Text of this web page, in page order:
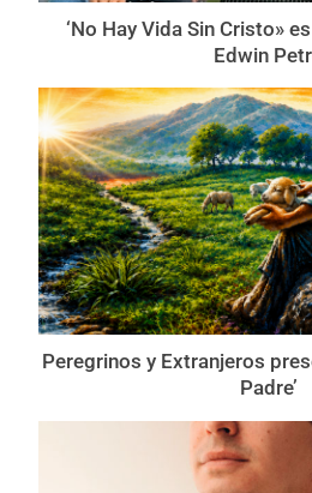
‘No Hay Vida Sin Cristo»
Edwin
Peregrinos y Extranjeros
Padre’